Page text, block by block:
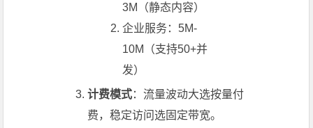
3M（静态内容）
企业服务：5M-
10M（支持50+并
发）
计费模式：流量波动大选按量付
费，稳定访问选固定带宽。